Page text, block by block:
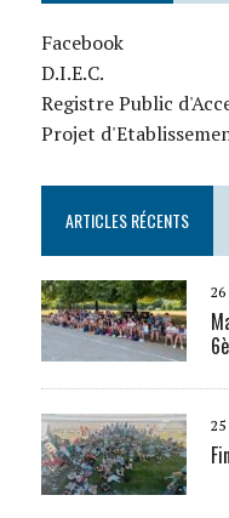
Facebook
D.I.E.C.
Registre Public
Projet
ARTICLES RÉCENTS
26
25